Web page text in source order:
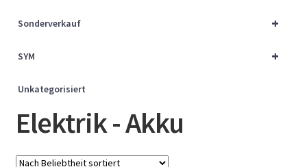
+
Sonderverkauf
+
SYM
Unkategorisiert
Elektrik - Akku